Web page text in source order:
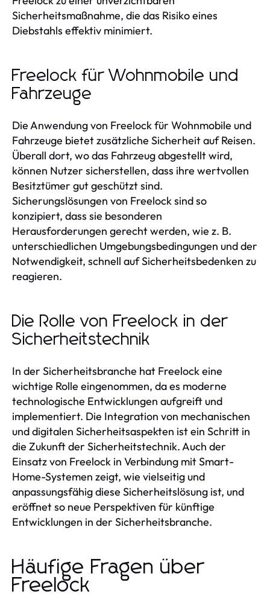
Sicherheitsmaßnahme, die das Risiko eines
Diebstahls effektiv minimiert.
Freelock für Wohnmobile und
Fahrzeuge
Die Anwendung von Freelock für Wohnmobile und
Fahrzeuge bietet zusätzliche Sicherheit auf Reisen.
Überall dort, wo das Fahrzeug abgestellt wird,
können Nutzer sicherstellen, dass ihre wertvollen
Besitztümer gut geschützt sind.
Sicherungslösungen von Freelock sind so
konzipiert, dass sie besonderen
Herausforderungen gerecht werden, wie z. B.
unterschiedlichen Umgebungsbedingungen und der
Notwendigkeit, schnell auf Sicherheitsbedenken zu
reagieren.
Die Rolle von Freelock in der
Sicherheitstechnik
In der Sicherheitsbranche hat Freelock eine
wichtige Rolle eingenommen, da es moderne
technologische Entwicklungen aufgreift und
implementiert. Die Integration von mechanischen
und digitalen Sicherheitsaspekten ist ein Schritt in
die Zukunft der Sicherheitstechnik. Auch der
Einsatz von Freelock in Verbindung mit Smart-
Home-Systemen zeigt, wie vielseitig und
anpassungsfähig diese Sicherheitslösung ist, und
eröffnet so neue Perspektiven für künftige
Entwicklungen in der Sicherheitsbranche.
Häufige Fragen über
Freelock